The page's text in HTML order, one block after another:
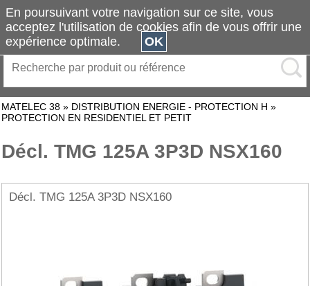
MATELEC 38 » DISTRIBUTION ENERGIE - PROTECTION H »
PROTECTION EN RESIDENTIEL ET PETIT
Décl. TMG 125A 3P3D NSX160
Décl. TMG 125A 3P3D NSX160
En poursuivant votre navigation sur ce site, vous
acceptez l'utilisation de cookies afin de vous offrir une
expérience optimale.
OK